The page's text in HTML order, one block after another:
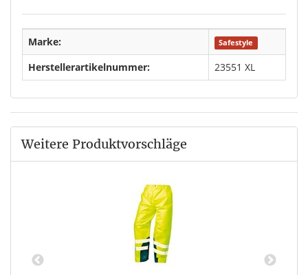
Marke: Safestyle
Herstellerartikelnummer: 23551 XL
Weitere Produktvorschläge